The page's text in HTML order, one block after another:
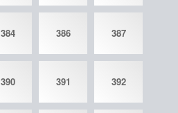
384 386 387
390 391 392